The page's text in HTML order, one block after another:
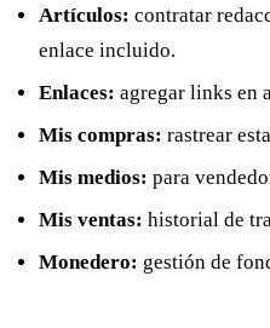
Artículos: contratar
enlace incluido.
Enlaces: agregar links en
Mis compras: rastrear
Mis medios: para
Mis ventas: historial de
Monedero: gestión de